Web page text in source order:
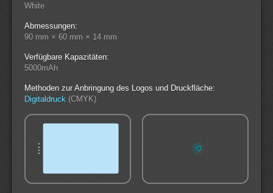
White
Abmessungen:
90 mm × 60 mm × 14 mm
Verfügbare Kapazitäten:
5000mAh
Methoden zur Anbringung des Logos und Druckfläche:
Digitaldruck (CMYK)